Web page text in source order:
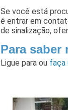
Se você está
é entrar em
de sinalização,
Para saber
Ligue paraou faça